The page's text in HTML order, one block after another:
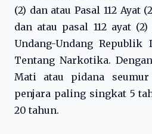
(2) dan atau Pasal 112 Ayat
dan atau pasal 112 ayat
Undang-Undang Republik
Tentang Narkotika.
Mati atau pidana
penjara paling singkat 5
20 tahun.